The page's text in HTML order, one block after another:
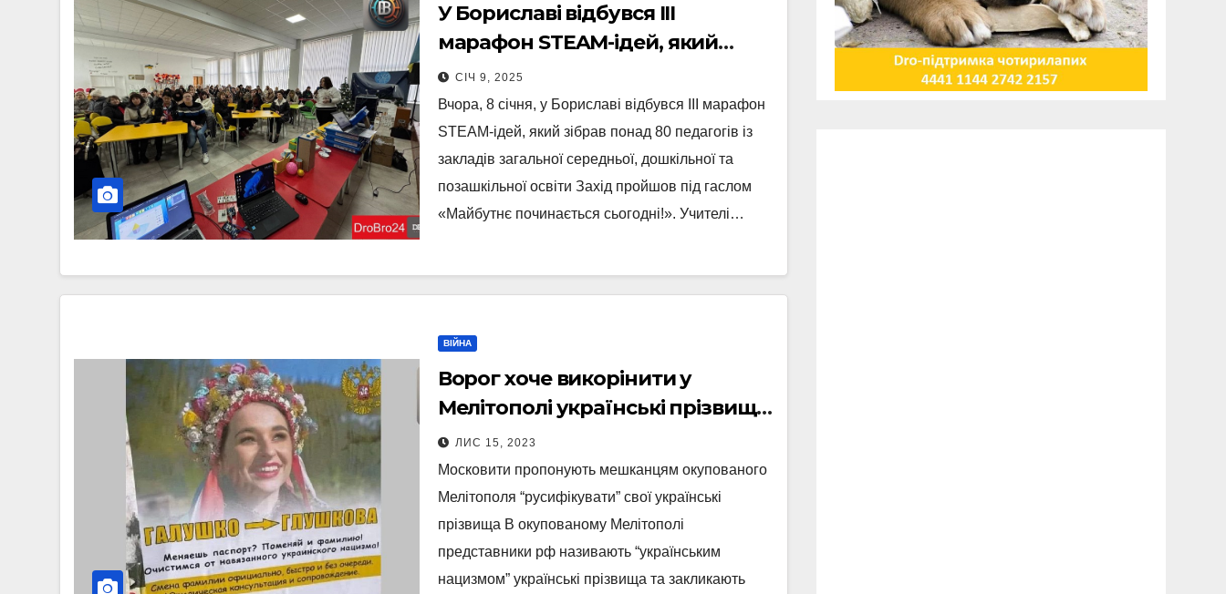
У Бориславі відбувся ІІІ
марафон STEAM-ідей, який
зібрав понад 80 педагогів
громади (Фото)
СІЧ 9, 2025
Вчора, 8 січня, у Бориславі відбувся ІІІ марафон
STEAM-ідей, який зібрав понад 80 педагогів із
закладів загальної середньої, дошкільної та
позашкільної освіти Захід пройшов під гаслом
«Майбутнє починається сьогодні!». Учителі…
ВІЙНА
Ворог хоче викорінити у
Мелітополі українські прізвища
місцевих жителів – ЗМІ
ЛИС 15, 2023
Московити пропонують мешканцям окупованого
Мелітополя “русифікувати” свої українські
прізвища В окупованому Мелітополі
представники рф називають “українським
нацизмом” українські прізвища та закликають